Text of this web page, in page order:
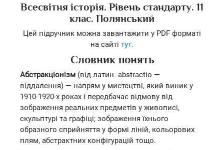
Всесвітня історія. Рівень стандарту. 11
клас. Полянський
Цей підручник можна завантажити у PDF форматі
на сайті тут.
Словник понять
Абстракціонізм (від латин. abstractio —
віддалення) — напрям у мистецтві, який виник у
1910-1920-х роках і передбачає відмову від
зображення реальних предметів у живописі,
скульптурі та графіці; зображення їхнього
образного сприйняття у формі ліній, кольорових
плям, абстрактних конфігурацій тощо.